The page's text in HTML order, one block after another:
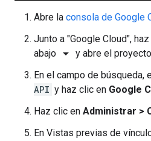
Abre la consola de Google
Junto a "Google Cloud",
abajo arrow_drop_down y abre el
En el campo de búsqueda,
API y haz clic en Google
Haz clic en Administrar >
En Vistas previas de